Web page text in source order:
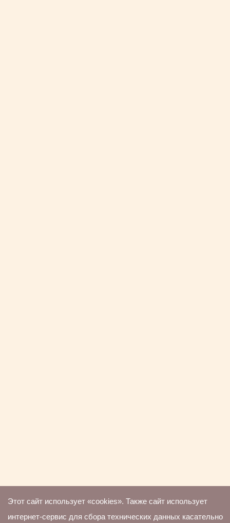
Этот сайт использует «cookies». Также сайт использует
интернет-сервис для сбора технических данных касательно